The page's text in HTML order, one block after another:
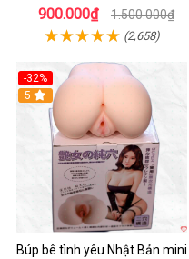
giá tốt
900.000₫ 1.500.000₫
(2,658)
-32%
Hot
5
Búp bê tình yêu Nhật Bản mini